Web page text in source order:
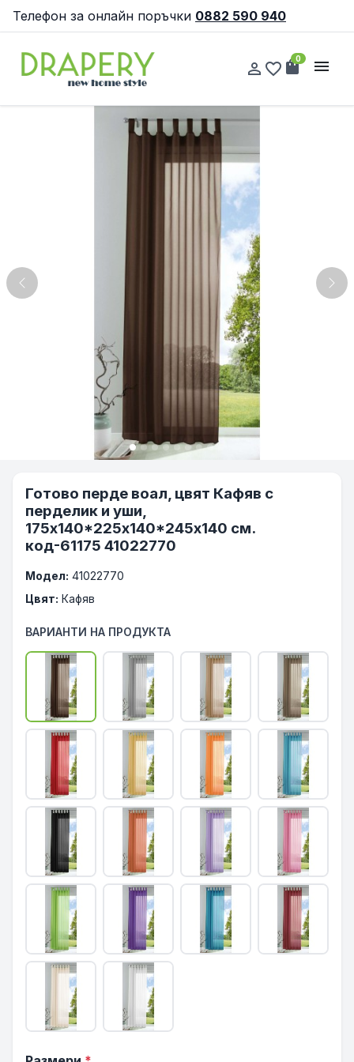
Телефон за онлайн поръчки 0882 590 940
person_outline favorite_border shopping_bag
0 menu
Previous
Готово перде воал, цвят Кафяв с
перделик и уши,
175х140*225х140*245x140 см.
код-61175 41022770
Модел: 41022770
Цвят: Кафяв
ВАРИАНТИ НА ПРОДУКТА